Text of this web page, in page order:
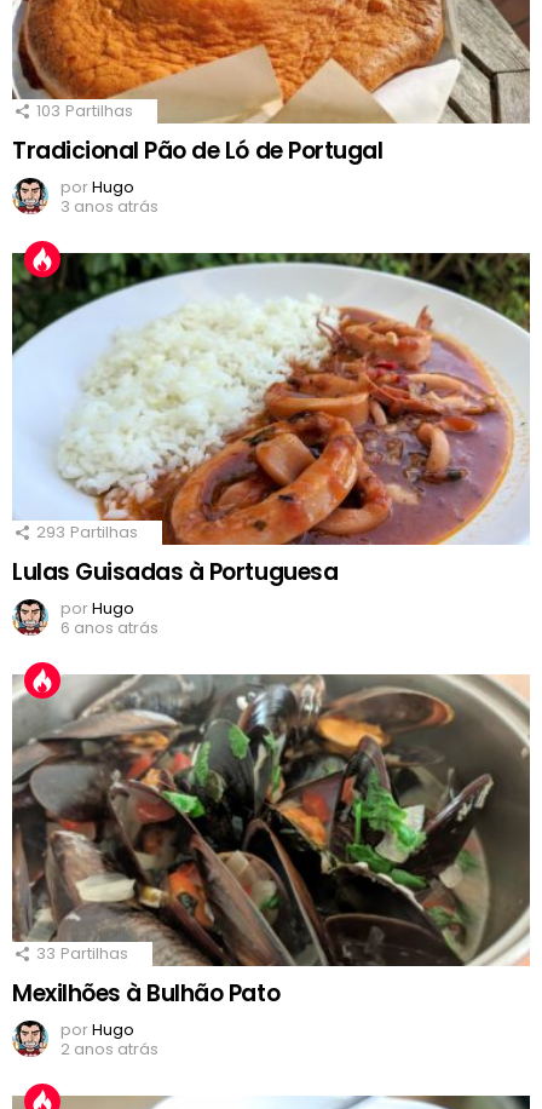
103 Partilhas
Tradicional Pão de Ló de Portugal
porHugo
3 anos atrás
293 Partilhas
Lulas Guisadas à Portuguesa
porHugo
6 anos atrás
33 Partilhas
Mexilhões à Bulhão Pato
porHugo
2 anos atrás